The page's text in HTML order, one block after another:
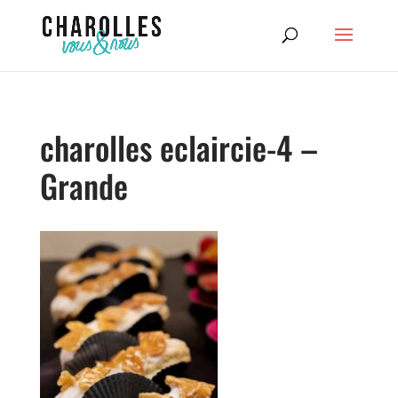
charolles eclaircie-4 –
Grande